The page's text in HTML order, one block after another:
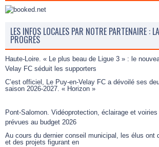
LES INFOS LOCALES PAR NOTRE PARTENAIRE :
PROGRÈS
Haute-Loire. « Le plus beau de Ligue 3 » : le
Velay FC séduit les supporters
C’est officiel, Le Puy-en-Velay FC a dévoilé ses
saison 2026-2027. « Horizon »
Pont-Salomon. Vidéoprotection, éclairage et
prévues au budget 2026
Au cours du dernier conseil municipal, les élus ont
et des projets figurant en